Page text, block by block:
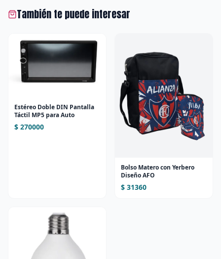
También te puede interesar
Estéreo Doble DIN Pantalla
Táctil MP5 para Auto
$ 270000
Bolso Matero con Yerbero
Diseño AFO
$ 31360